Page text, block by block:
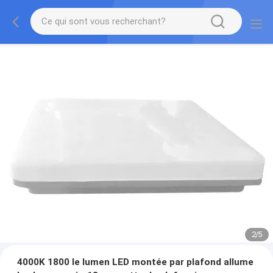
2/5
4000K 1800 le lumen LED montée par plafond allume